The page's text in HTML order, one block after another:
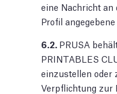
eine Nachricht
Profil
6.2. PRUSA
PRINTABLES
einzustellen oder
Verpflichtung zur